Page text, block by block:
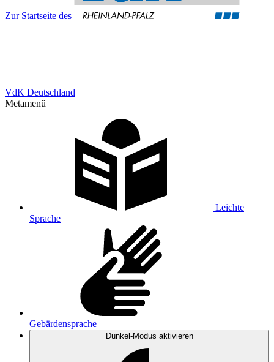
Zur Startseite des
VdK Deutschland
Metamenü
Leichte
Sprache
Gebärdensprache
Dunkel-Modus aktivieren